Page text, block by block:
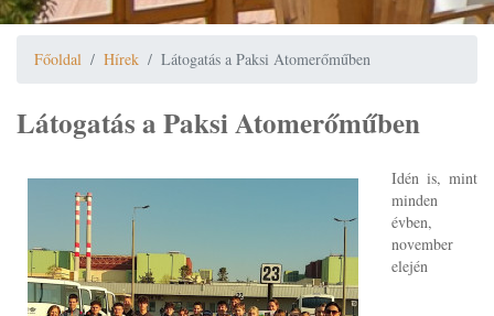
Főoldal Hírek Látogatás a Paksi Atomerőműben
Látogatás a Paksi Atomerőműben
Idén is, mint
minden
évben,
november
elején